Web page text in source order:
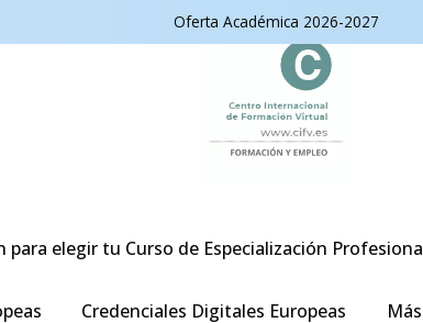
Oferta Académica 2026-2027
para elegir tu Curso de Especialización
Credenciales Digitales Europeas